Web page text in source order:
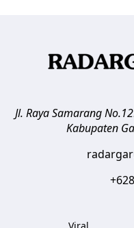
Jl. Raya Samarang
Kabupaten